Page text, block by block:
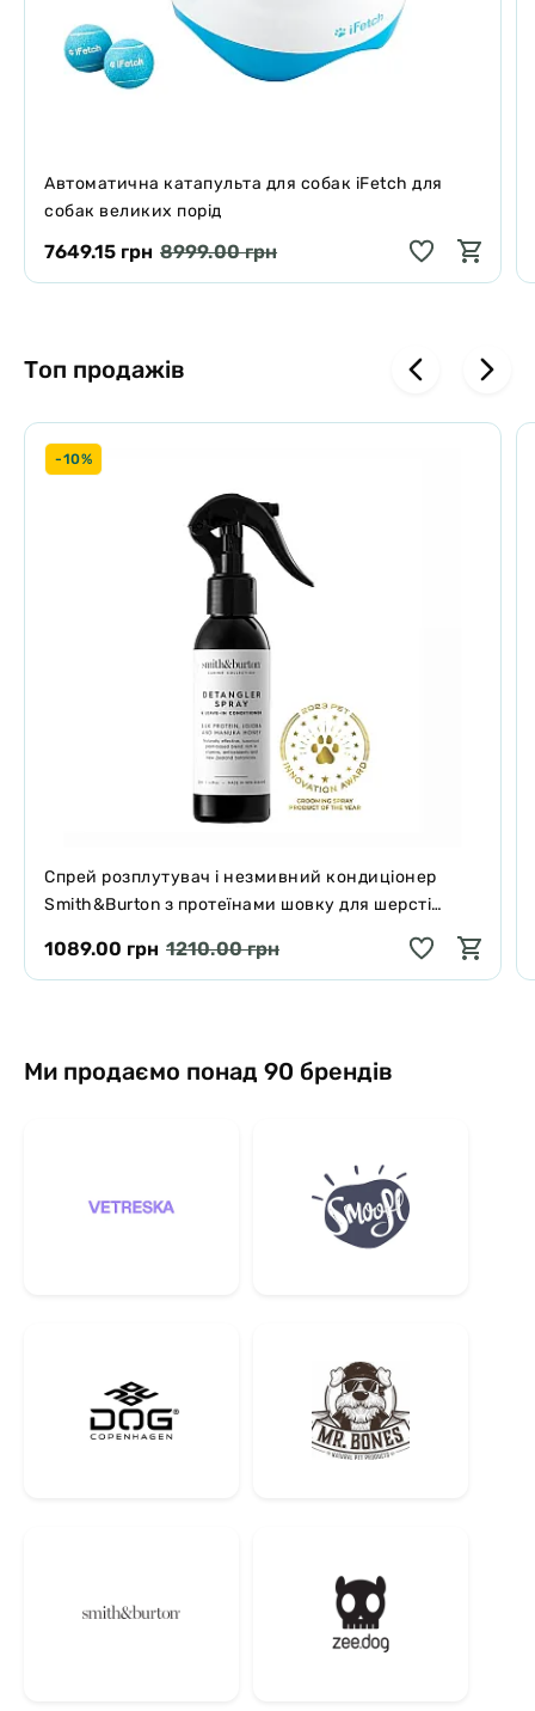
Автоматична катапульта для собак iFetch для
собак великих порід
7649.15 грн 8999.00 грн
Топ продажів
-10%
Спрей розплутувач і незмивний кондиціонер
Smith&Burton з протеїнами шовку для шерсті
1089.00 грн 1210.00 грн
Ми продаємо понад 90 брендів